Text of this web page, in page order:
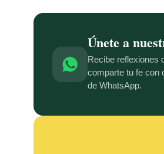
Únete a
Recibe reflexiones
comparte tu fe con
de WhatsApp.